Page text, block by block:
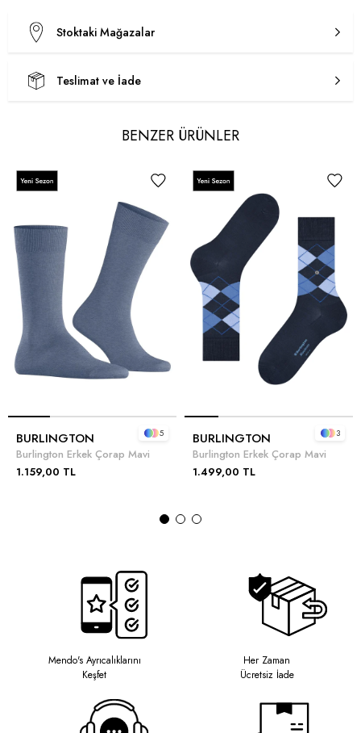
Stoktaki Mağazalar
Teslimat ve İade
BENZER ÜRÜNLER
BURLINGTON
Burlington Erkek Çorap Mavi
1.159,00 TL
5 BURLINGTON
Burlington Erkek Çorap Mavi
1.499,00 TL
3
Mendo's Ayrıcalıklarını
Keşfet
Her Zaman
Ücretsiz İade